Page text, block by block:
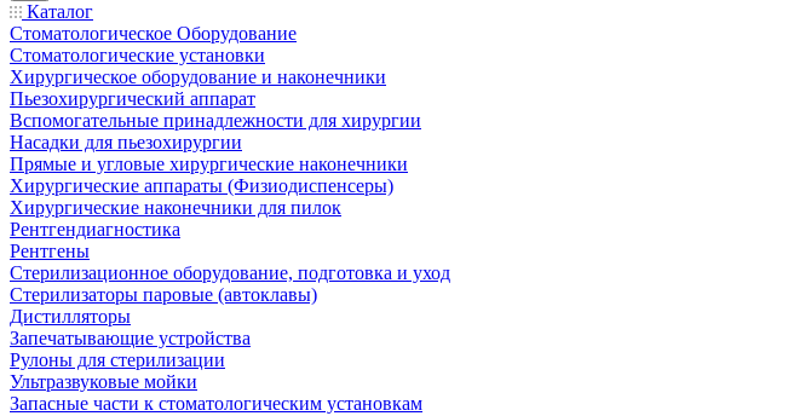
Каталог
Стоматологическое Оборудование
Стоматологические установки
Хирургическое оборудование и наконечники
Пьезохирургический аппарат
Вспомогательные принадлежности для хирургии
Насадки для пьезохирургии
Прямые и угловые хирургические наконечники
Хирургические аппараты (Физиодиспенсеры)
Хирургические наконечники для пилок
Рентгендиагностика
Рентгены
Стерилизационное оборудование, подготовка и уход
Стерилизаторы паровые (автоклавы)
Дистилляторы
Запечатывающие устройства
Рулоны для стерилизации
Ультразвуковые мойки
Запасные части к стоматологическим установкам